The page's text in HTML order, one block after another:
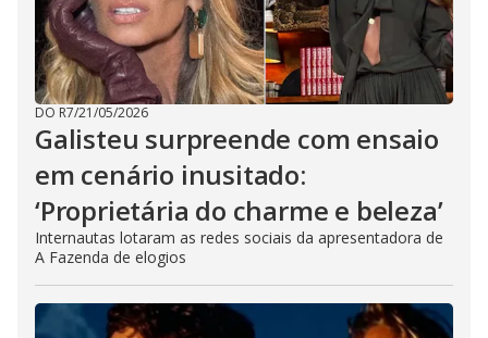
DO R7/21/05/2026
Galisteu surpreende com ensaio
em cenário inusitado:
‘Proprietária do charme e beleza’
Internautas lotaram as redes sociais da apresentadora de
A Fazenda de elogios